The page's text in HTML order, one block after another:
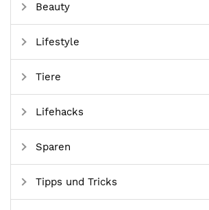
Beauty
Lifestyle
Tiere
Lifehacks
Sparen
Tipps und Tricks